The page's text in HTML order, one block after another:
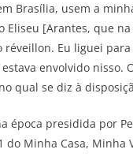
Brasília, usem a
Eliseu [Arantes, que
Eu liguei
envolvido nisso.
qual se diz à
época presidida por
do Minha Casa,